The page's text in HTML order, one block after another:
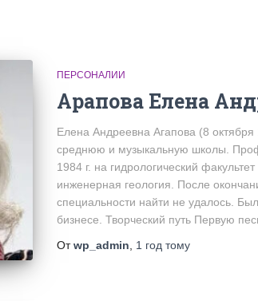
ПЕРСОНАЛИИ
Арапова Елена
Елена Андреевна Агапова (8
среднюю и музыкальную школы.
1984 г. на гидрологический
инженерная геология. После
специальности найти не удалось.
бизнесе. Творческий путь Первую
Отwp_admin 1 год тому